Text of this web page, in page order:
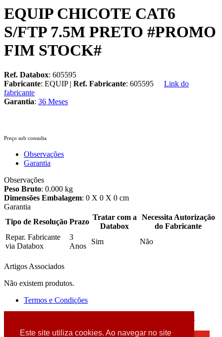
Este site utiliza cookies. Ao navegar no site
EQUIP CHICOTE CAT6
S/FTP 7.5M PRETO #PROMO
FIM STOCK#
Ref. Databox: 605595
Fabricante: EQUIP | Ref. Fabricante: 605595
Link do
fabricante
Garantia: 36 Meses
Preço sob consulta
Observações
Garantia
Observações
Peso Bruto: 0.000 kg
Dimensões Embalagem: 0 X 0 X 0 cm
Garantia
Tipo de Resolução Prazo
Tratar com a
Databox
Necessita Autorização
do Fabricante
Repar. Fabricante
via Databox
3
Anos
Sim Não
Artigos Associados
Não existem produtos.
Termos e Condições